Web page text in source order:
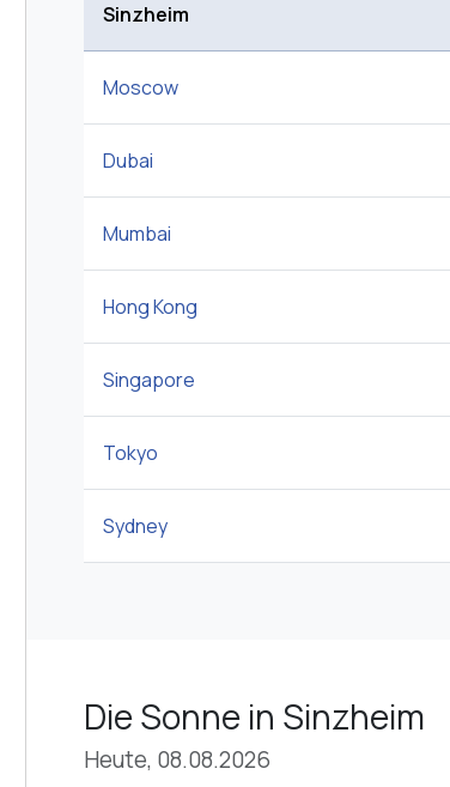
Sinzheim
Moscow
Dubai
Mumbai
Hong Kong
Singapore
Tokyo
Sydney
Die Sonne in Sinzheim
Heute, 08.08.2026